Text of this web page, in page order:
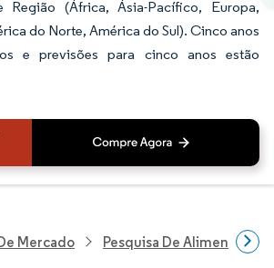
Região (África, Ásia-Pacífico, Europa,
do Norte, América do Sul). Cinco anos
e previsões para cinco anos estão
Mercado Pesquisa De Alimentos E